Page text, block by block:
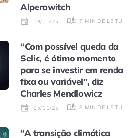
Alperowitch
19/11/25 7 MIN DE LEITURA
“Com possível queda da
Selic, é ótimo momento
para se investir em renda
fixa ou variável”, diz
Charles Mendlowicz
05/11/25 8 MIN DE LEITURA
“A transição climática